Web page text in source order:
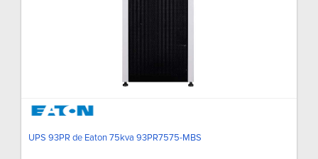
UPS 93PR de Eaton 75kva 93PR7575-MBS